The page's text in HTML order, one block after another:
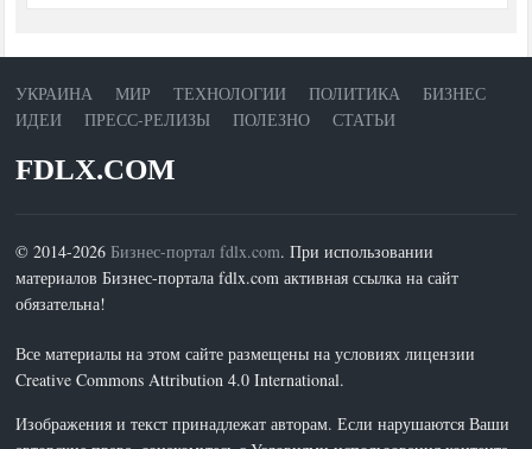
УКРАИНА МИР ТЕХНОЛОГИИ ПОЛИТИКА
БИЗНЕС
ИДЕИ
ПРЕСС-РЕЛИЗЫ ПОЛЕЗНО СТАТЬИ
FDLX.COM
© 2014-2026 Бизнес-портал fdlx.com. При использовании
материалов Бизнес-портала fdlx.com активная ссылка на сайт
обязательна!
Все материалы на этом сайте размещены на условиях лицензии
Creative Commons Attribution 4.0 International.
Изображения и текст принадлежат авторам. Если нарушаются Ваши